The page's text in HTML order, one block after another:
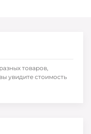
товаров,
увидите стоимость